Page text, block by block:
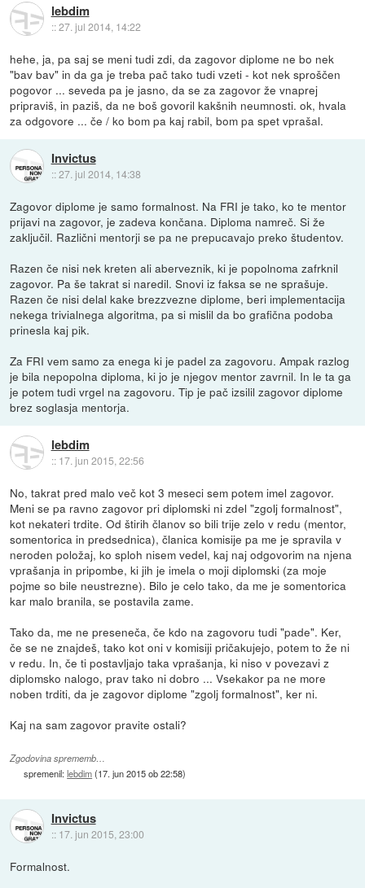
lebdim
::27. jul 2014, 14:22
hehe, ja, pa saj se meni tudi zdi, da zagovor diplome ne bo nek
"bav bav" in da ga je treba pač tako tudi vzeti - kot nek sproščen
pogovor ... seveda pa je jasno, da se za zagovor že vnaprej
pripraviš, in paziš, da ne boš govoril kakšnih neumnosti. ok, hvala
za odgovore ... če / ko bom pa kaj rabil, bom pa spet vprašal.
Invictus
::27. jul 2014, 14:38
Zagovor diplome je samo formalnost. Na FRI je tako, ko te mentor
prijavi na zagovor, je zadeva končana. Diploma namreč. Si že
zaključil. Različni mentorji se pa ne prepucavajo preko študentov.
Razen če nisi nek kreten ali aberveznik, ki je popolnoma zafrknil
zagovor. Pa še takrat si naredil. Snovi iz faksa se ne sprašuje.
Razen če nisi delal kake brezzvezne diplome, beri implementacija
nekega trivialnega algoritma, pa si mislil da bo grafična podoba
prinesla kaj pik.
Za FRI vem samo za enega ki je padel za zagovoru. Ampak razlog
je bila nepopolna diploma, ki jo je njegov mentor zavrnil. In le ta ga
je potem tudi vrgel na zagovoru. Tip je pač izsilil zagovor diplome
brez soglasja mentorja.
lebdim
:: 17. jun 2015, 22:56
No, takrat pred malo več kot 3 meseci sem potem imel zagovor.
Meni se pa ravno zagovor pri diplomski ni zdel "zgolj formalnost",
kot nekateri trdite. Od štirih članov so bili trije zelo v redu (mentor,
somentorica in predsednica), članica komisije pa me je spravila v
neroden položaj, ko sploh nisem vedel, kaj naj odgovorim na njena
vprašanja in pripombe, ki jih je imela o moji diplomski (za moje
pojme so bile neustrezne). Bilo je celo tako, da me je somentorica
kar malo branila, se postavila zame.
Tako da, me ne preseneča, če kdo na zagovoru tudi "pade". Ker,
če se ne znajdeš, tako kot oni v komisiji pričakujejo, potem to že ni
v redu. In, če ti postavljajo taka vprašanja, ki niso v povezavi z
diplomsko nalogo, prav tako ni dobro ... Vsekakor pa ne more
noben trditi, da je zagovor diplome "zgolj formalnost", ker ni.
Kaj na sam zagovor pravite ostali?
Zgodovina sprememb…
spremenil:lebdim(17. jun 2015 ob 22:58)
Invictus
:: 17. jun 2015, 23:00
Formalnost.